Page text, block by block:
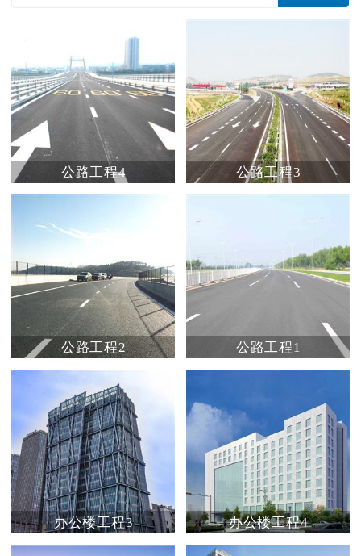
公路工程4 公路工程3
公路工程2 公路工程1
办公楼工程3 办公楼工程4